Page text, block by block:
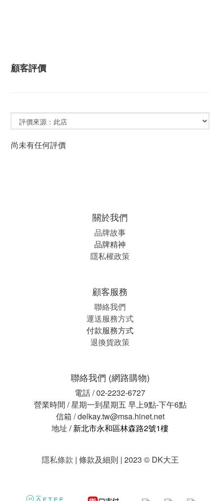
顧客評價
尚未有任何評價
關於我們
品牌故事
品牌精神
隱私權政策
顧客服務
聯絡我們
運送服務方式
付款服務方式
退換貨政策
聯絡我們 (網路購物)
電話 / 02-2232-6727
營業時間 / 星期一到星期五 早上9點-下午6點
信箱 / delkay.tw@msa.hinet.net
地址 / 新北市永和區林森路2號1樓
隱私條款 | 條款及細則 | 2023 © DK大王